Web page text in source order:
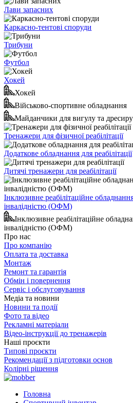
Лави запасних
Каркасно-тентові споруди
Трибуни
Футбол
Хокей
Хокей
Військово-спортивне обладнання
Майданчики для вигулу та
Тренажери для фізичної реабілітації
Додаткове обладнання для реабілітації
Дитячі тренажери для реабілітації
Інклюзивне реабілітаційне
інвалідністю (ОФМ)
Інклюзивне реабілітаційне
інвалідністю (ОФМ)
Про нас
Про компанію
Оплата та доставка
Монтаж
Ремонт та гарантія
Обмін і повернення
Сервіс і обслуговування
Медіа та новини
Новини та події
Фото та відео
Рекламні матеріали
Відео-інструкції до тренажерів
Наші проєкти
Типові проєкти
Рекомендації з підготовки основ
Колірні рішення
Головна